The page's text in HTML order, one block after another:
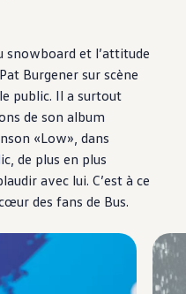
snowboard et l’attitude
Burgener sur scène
public. Il a surtout
de son album
«Low», dans
de plus en plus
avec lui. C’est à ce
des fans de Bus.